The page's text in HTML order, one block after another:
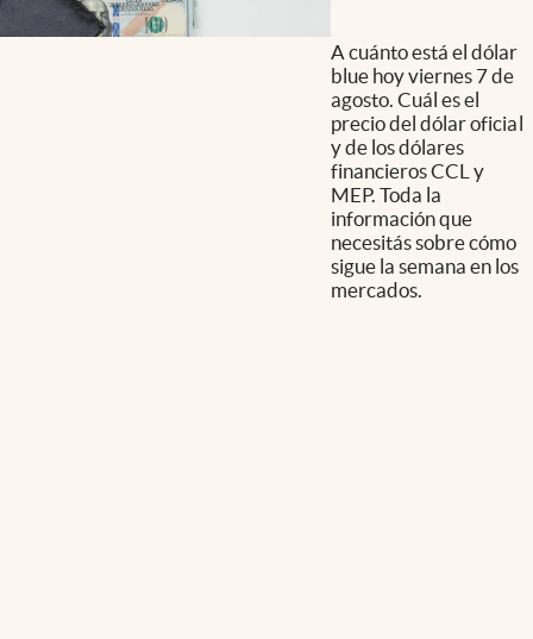
A cuánto está el dólar
blue hoy viernes 7 de
agosto. Cuál es el
precio del dólar oficial
y de los dólares
financieros CCL y
MEP. Toda la
información que
necesitás sobre cómo
sigue la semana en los
mercados.